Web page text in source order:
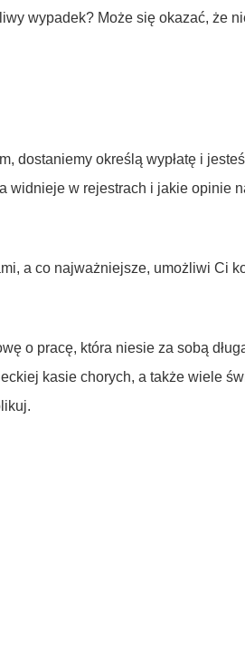
wypadek? Może się okazać, że
dostaniemy określą wypłatę i
w rejestrach i jakie opinie
a co najważniejsze, umożliwi Ci
o pracę, która niesie za sobą
kasie chorych, a także wiele